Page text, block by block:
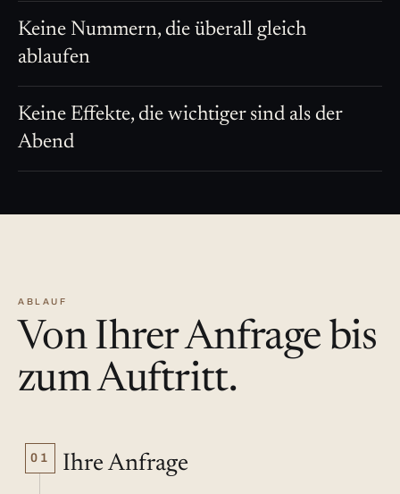
Keine Nummern, die überall gleich
ablaufen
Keine Effekte, die wichtiger sind als der
Abend
ABLAUF
Von Ihrer Anfrage bis
zum Auftritt.
01 Ihre Anfrage